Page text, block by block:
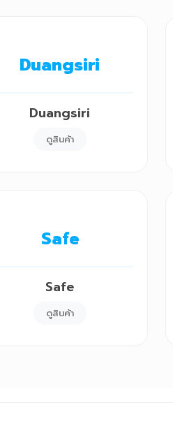
Duangsiri
Duangsiri
ดูสินค้า
Safe
Safe
ดูสินค้า